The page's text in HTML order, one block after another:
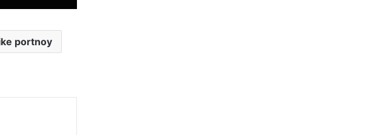
portnoy